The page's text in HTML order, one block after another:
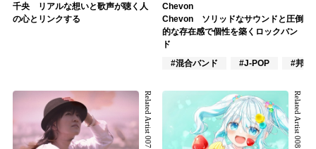
千央 リアルな想いと歌声が聴く人
の心とリンクする
Chevon
Chevon ソリッドなサウンドと圧倒
的な存在感で個性を築くロックバン
ド
#混合バンド
#J-POP #邦ロ
Related Artist 007 Related Artist 008